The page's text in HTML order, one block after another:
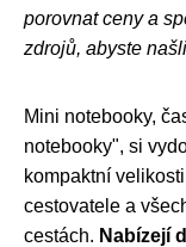
porovnat ceny a
zdrojů, abyste
Mini notebooky,
notebooky", si
kompaktní
cestovatele a
cestách. Nabízejí